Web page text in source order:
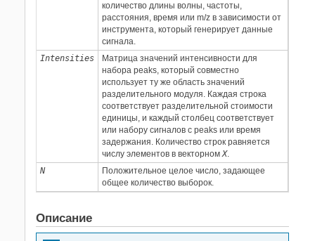
количество длины волны, частоты,
расстояния, время или m/z в зависимости от
инструмента, который генерирует данные
сигнала.
Intensities
Матрица значений интенсивности для
набора peaks, который совместно
использует ту же область значений
разделительного модуля. Каждая строка
соответствует разделительной стоимости
единицы, и каждый столбец соответствует
или набору сигналов с peaks или время
задержания. Количество строк равняется
числу элементов в векторномX.
N
Положительное целое число, задающее
общее количество выборок.
Описание